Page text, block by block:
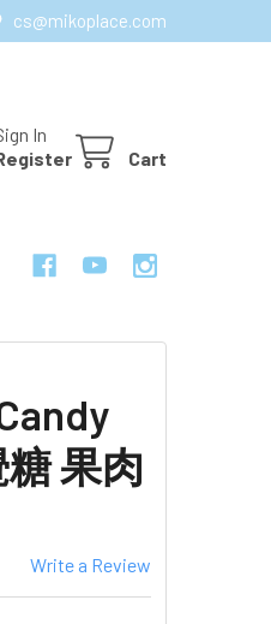
cs@mikoplace.com
In
Cart
果肉
Write a Review